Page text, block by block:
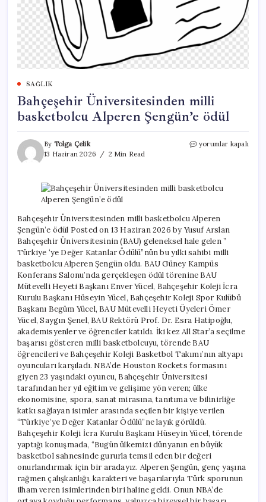
SAĞLIK
Bahçeşehir Üniversitesinden milli
basketbolcu Alperen Şengün’e ödül
By Tolga Çelik
13 Haziran 2026
2 Min Read
Bahçeşehir
Alperen
Şengün’e
yorumlar kapalı
Bahçeşehir Üniversitesinden milli basketbolcu Alperen
Şengün’e ödül Posted on 13 Haziran 2026 by Yusuf Arslan
Bahçeşehir Üniversitesinin (BAU) geleneksel hale gelen ”
Türkiye ‘ye Değer Katanlar Ödülü”nün bu yılki sahibi milli
basketbolcu Alperen Şengün oldu. BAU Güney Kampüs
Konferans Salonu’nda gerçekleşen ödül törenine BAU
Mütevelli Heyeti Başkanı Enver Yücel, Bahçeşehir Koleji İcra
Kurulu Başkanı Hüseyin Yücel, Bahçeşehir Koleji Spor Kulübü
Başkanı Begüm Yücel, BAU Mütevelli Heyeti Üyeleri Ömer
Yücel, Saygın Şenel, BAU Rektörü Prof. Dr. Esra Hatipoğlu,
akademisyenler ve öğrenciler katıldı. İki kez All Star’a seçilme
başarısı gösteren milli basketbolcuyu, törende BAU
öğrencileri ve Bahçeşehir Koleji Basketbol Takımı’nın altyapı
oyuncuları karşıladı. NBA’de Houston Rockets formasını
giyen 23 yaşındaki oyuncu, Bahçeşehir Üniversitesi
tarafından her yıl eğitim ve gelişime yön veren; ülke
ekonomisine, spora, sanat mirasına, tanıtıma ve bilinirliğe
katkı sağlayan isimler arasında seçilen bir kişiye verilen
“Türkiye’ye Değer Katanlar Ödülü”ne layık görüldü.
Bahçeşehir Koleji İcra Kurulu Başkanı Hüseyin Yücel, törende
yaptığı konuşmada, “Bugün ülkemizi dünyanın en büyük
basketbol sahnesinde gururla temsil eden bir değeri
onurlandırmak için bir aradayız. Alperen Şengün, genç yaşına
rağmen çalışkanlığı, karakteri ve başarılarıyla Türk sporunun
ilham veren isimlerinden biri haline geldi. Onun NBA’de